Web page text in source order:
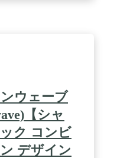
シャツテール。 ス
】ジャパン・フィ
になっています。
方は、仕上がりサイ
サイズ上をご検討く
ウェーブ
【シャ
ク コンビ
デザイン